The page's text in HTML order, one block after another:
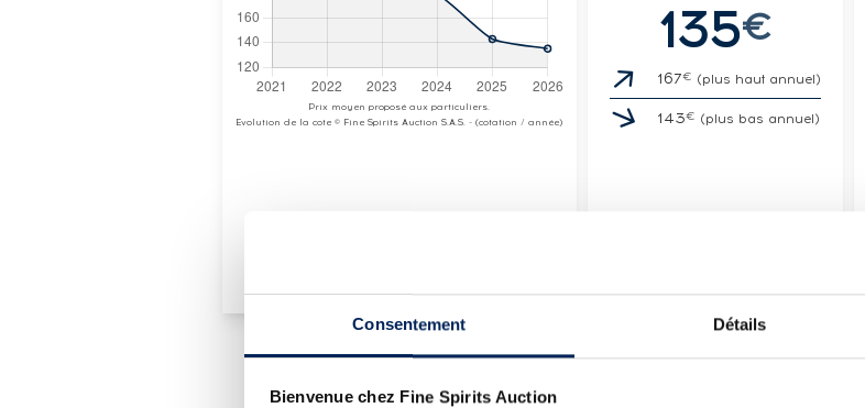
Consentement Détails
Bienvenue chez Fine Spirits Auction
Prix moyen proposé aux particuliers.
Evolution de la cote © Fine Spirits Auction S.A.S. - (cotation / année)
135€
167€ (plus haut annuel)
143€ (plus bas annuel)